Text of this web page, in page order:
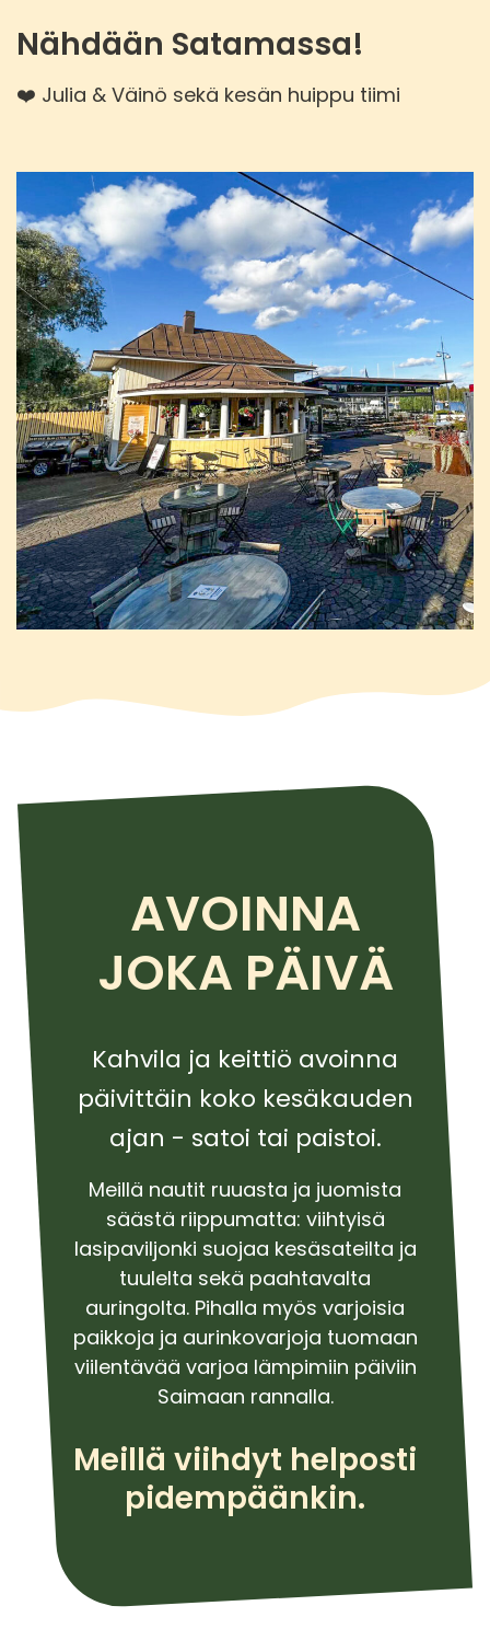
Nähdään Satamassa!
❤️ Julia & Väinö sekä kesän huippu tiimi
AVOINNA
JOKA PÄIVÄ
Kahvila ja keittiö avoinna
päivittäin koko kesäkauden
ajan - satoi tai paistoi.
Meillä nautit ruuasta ja juomista
säästä riippumatta: viihtyisä
lasipaviljonki suojaa kesäsateilta ja
tuulelta sekä paahtavalta
auringolta. Pihalla myös varjoisia
paikkoja ja aurinkovarjoja tuomaan
viilentävää varjoa lämpimiin päiviin
Saimaan rannalla.
Meillä viihdyt helposti
pidempäänkin.